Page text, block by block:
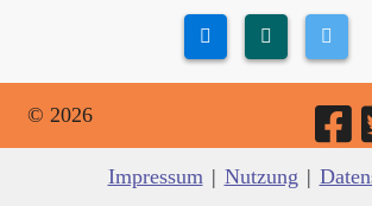
© 2026
Impressum | Nutzung |